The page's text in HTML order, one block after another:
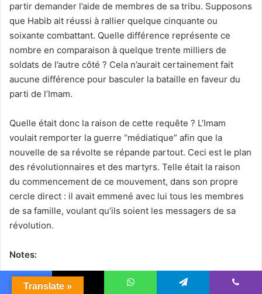
partir demander l’aide de membres de sa tribu. Supposons
que Habib ait réussi à rallier quelque cinquante ou
soixante combattant. Quelle différence représente ce
nombre en comparaison à quelque trente milliers de
soldats de l’autre côté ? Cela n’aurait certainement fait
aucune différence pour basculer la bataille en faveur du
parti de l’Imam.
Quelle était donc la raison de cette requête ? L’Imam
voulait remporter la guerre “médiatique” afin que la
nouvelle de sa révolte se répande partout. Ceci est le plan
des révolutionnaires et des martyrs. Telle était la raison
du commencement de ce mouvement, dans son propre
cercle direct : il avait emmené avec lui tous les membres
de sa famille, voulant qu’ils soient les messagers de sa
révolution.
Notes:
1- 980-1198 après J.C. ; célèbre philosophe et médecin
Translate »